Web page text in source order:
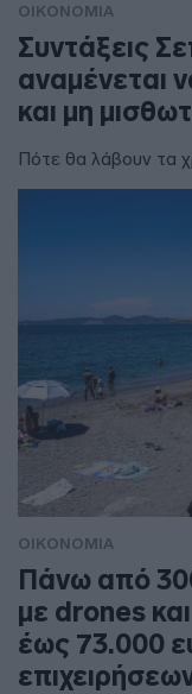
ΟΙΚΟΝΟΜΙΑ
Συντάξεις
αναμένεται
και μη
Πότε θα λάβουν τα
ΟΙΚΟΝΟΜΙΑ
Πάνω από
με drones
έως 73.000